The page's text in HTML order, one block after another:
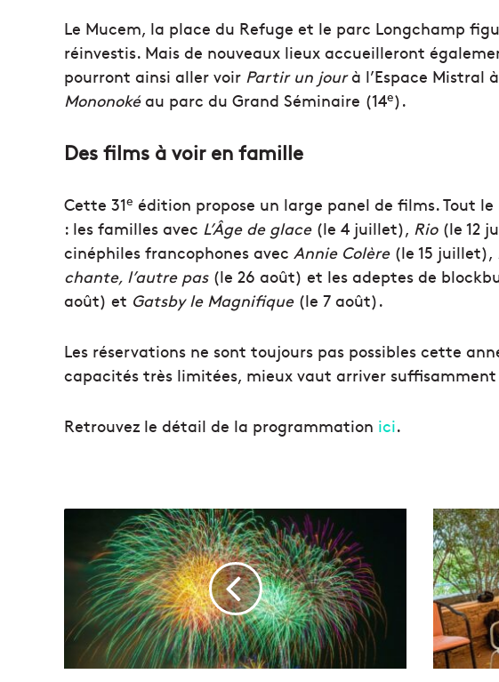
Le Mucem, la place du Refuge et le parc Longchamp
réinvestis. Mais de nouveaux lieux accueilleront
pourront ainsi aller voir Partir un jourà l’Espace Mistral
Mononokéau parc du Grand Séminaire (14e).
Des films à voir en famille
Cette 31e édition propose un large panel de films. Tout
: les familles avec L’Âge de glace(le 4 juillet), Rio(le 12
cinéphiles francophones avec Annie Colère(le 15 juillet),
chante, l’autre pas(le 26 août) et les adeptes de
août) et Gatsby le Magnifique(le 7 août).
Les réservations ne sont toujours pas possibles cette
capacités très limitées, mieux vaut arriver suffisamment
Retrouvez le détail de la programmation ici.
u
d
V
i
d
é
o
|
Q
u
a